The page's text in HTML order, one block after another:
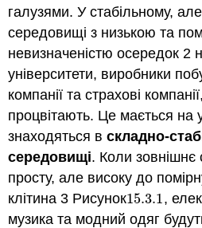
галузями. У стабільному,
середовищі з низькою та
невизначеністю осередок 2
університети, виробники
компанії та страхові
процвітають. Це мається на
знаходяться вскладно-
середовищі. Коли
просту, але високу до
клітина 3 Рисунок15.3.1
15.3.1,
музика та модний одяг